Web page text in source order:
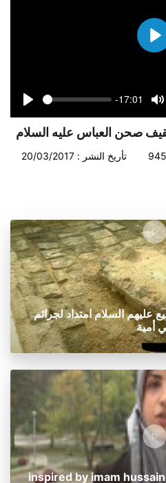
Seek
-17:01
صحن العباس عليه السلام
تأريخ النشر : 20/03/2017
عليهم السلام امتداد لجرائم
أمية
inspired by imam